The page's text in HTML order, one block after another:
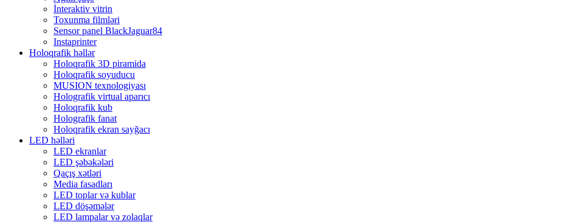
İnteraktiv vitrin
Toxunma filmləri
Sensor panel BlackJaguar84
Instaprinter
Holoqrafik həllər
Holoqrafik 3D piramida
Holoqrafik soyuducu
MUSION texnologiyası
Holografik virtual aparıcı
Holoqrafik kub
Holografik fanat
Holoqrafik ekran sayğacı
LED həlləri
LED ekranlar
LED şəbəkələri
Qaçış xətləri
Media fasadları
LED toplar və kublar
LED döşəmələr
LED lampalar və zolaqlar